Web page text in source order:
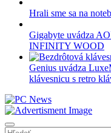
Hrali sme sa na
Gigabyte uvádza
INFINITY WOOD
Genius uvádza
klávesnicu s retro